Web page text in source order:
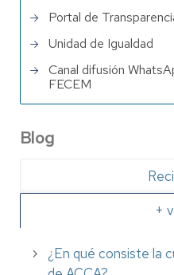
Portal de
Unidad de Igualdad
Canal difusión
FECEM
Blog
+
¿En qué consiste la